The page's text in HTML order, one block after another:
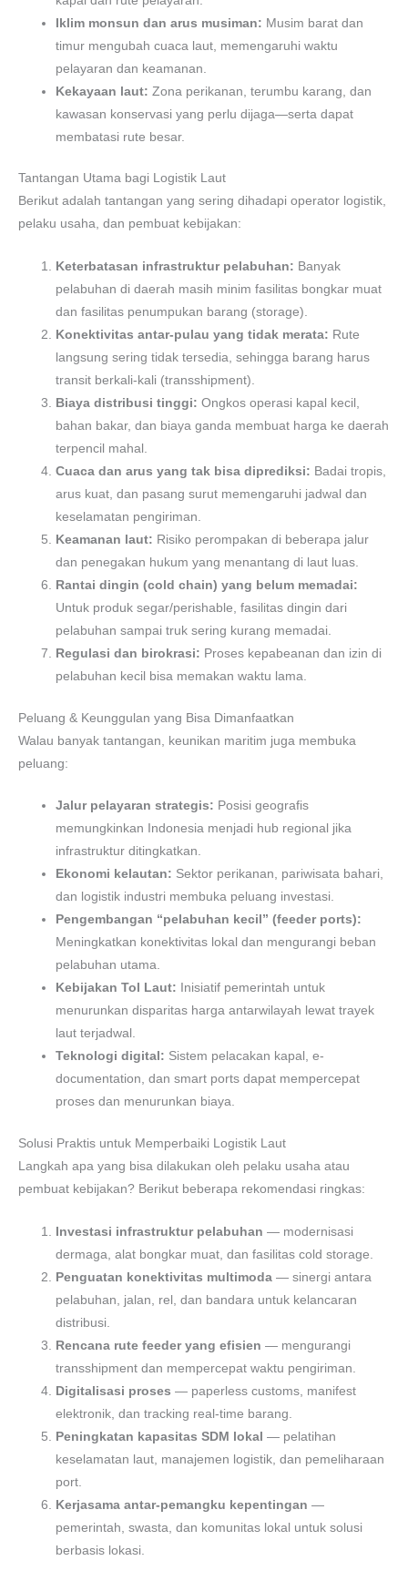
Iklim monsun dan arus musiman: Musim barat dan
timur mengubah cuaca laut, memengaruhi waktu
pelayaran dan keamanan.
Kekayaan laut: Zona perikanan, terumbu karang, dan
kawasan konservasi yang perlu dijaga—serta dapat
membatasi rute besar.
Tantangan Utama bagi Logistik Laut
Berikut adalah tantangan yang sering dihadapi operator logistik,
pelaku usaha, dan pembuat kebijakan:
Keterbatasan infrastruktur pelabuhan: Banyak
pelabuhan di daerah masih minim fasilitas bongkar muat
dan fasilitas penumpukan barang (storage).
Konektivitas antar-pulau yang tidak merata: Rute
langsung sering tidak tersedia, sehingga barang harus
transit berkali-kali (transshipment).
Biaya distribusi tinggi: Ongkos operasi kapal kecil,
bahan bakar, dan biaya ganda membuat harga ke daerah
terpencil mahal.
Cuaca dan arus yang tak bisa diprediksi: Badai tropis,
arus kuat, dan pasang surut memengaruhi jadwal dan
keselamatan pengiriman.
Keamanan laut: Risiko perompakan di beberapa jalur
dan penegakan hukum yang menantang di laut luas.
Rantai dingin (cold chain) yang belum memadai:
Untuk produk segar/perishable, fasilitas dingin dari
pelabuhan sampai truk sering kurang memadai.
Regulasi dan birokrasi: Proses kepabeanan dan izin di
pelabuhan kecil bisa memakan waktu lama.
Peluang & Keunggulan yang Bisa Dimanfaatkan
Walau banyak tantangan, keunikan maritim juga membuka
peluang:
Jalur pelayaran strategis: Posisi geografis
memungkinkan Indonesia menjadi hub regional jika
infrastruktur ditingkatkan.
Ekonomi kelautan: Sektor perikanan, pariwisata bahari,
dan logistik industri membuka peluang investasi.
Pengembangan “pelabuhan kecil” (feeder ports):
Meningkatkan konektivitas lokal dan mengurangi beban
pelabuhan utama.
Kebijakan Tol Laut: Inisiatif pemerintah untuk
menurunkan disparitas harga antarwilayah lewat trayek
laut terjadwal.
Teknologi digital: Sistem pelacakan kapal, e-
documentation, dan smart ports dapat mempercepat
proses dan menurunkan biaya.
Solusi Praktis untuk Memperbaiki Logistik Laut
Langkah apa yang bisa dilakukan oleh pelaku usaha atau
pembuat kebijakan? Berikut beberapa rekomendasi ringkas:
Investasi infrastruktur pelabuhan — modernisasi
dermaga, alat bongkar muat, dan fasilitas cold storage.
Penguatan konektivitas multimoda — sinergi antara
pelabuhan, jalan, rel, dan bandara untuk kelancaran
distribusi.
Rencana rute feeder yang efisien — mengurangi
transshipment dan mempercepat waktu pengiriman.
Digitalisasi proses — paperless customs, manifest
elektronik, dan tracking real-time barang.
Peningkatan kapasitas SDM lokal — pelatihan
keselamatan laut, manajemen logistik, dan pemeliharaan
port.
Kerjasama antar-pemangku kepentingan —
pemerintah, swasta, dan komunitas lokal untuk solusi
berbasis lokasi.